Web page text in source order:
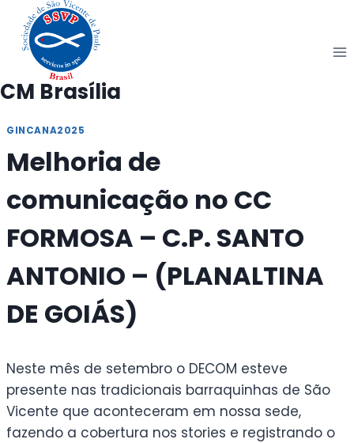
Pular
para
Conteúdo
CM Brasília
GINCANA2025
Melhoria de
comunicação no CC
FORMOSA – C.P. SANTO
ANTONIO – (PLANALTINA
DE GOIÁS)
Neste mês de setembro o DECOM esteve
presente nas tradicionais barraquinhas de São
Vicente que aconteceram em nossa sede,
fazendo a cobertura nos stories e registrando o